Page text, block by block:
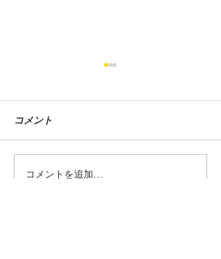
グラストラッカービッグ
コメント
コメントを追加…